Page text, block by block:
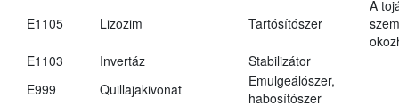
E1105 Lizozim Tartósítószer
A
E1103
Invertáz
Stabilizátor
E999
Quillajakivonat
Emulgeálószer,
habosítószer